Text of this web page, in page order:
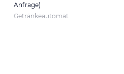
Anfrage)
Getränkeautomat